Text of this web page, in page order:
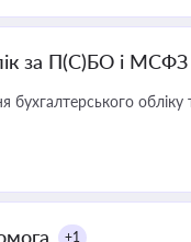
за П(С)БО і МСФЗ
бухгалтерського обліку
+1